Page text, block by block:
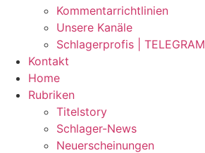
Kommentarrichtlinien
Unsere Kanäle
Schlagerprofis | TELEGRAM
Kontakt
Home
Rubriken
Titelstory
Schlager-News
Neuerscheinungen